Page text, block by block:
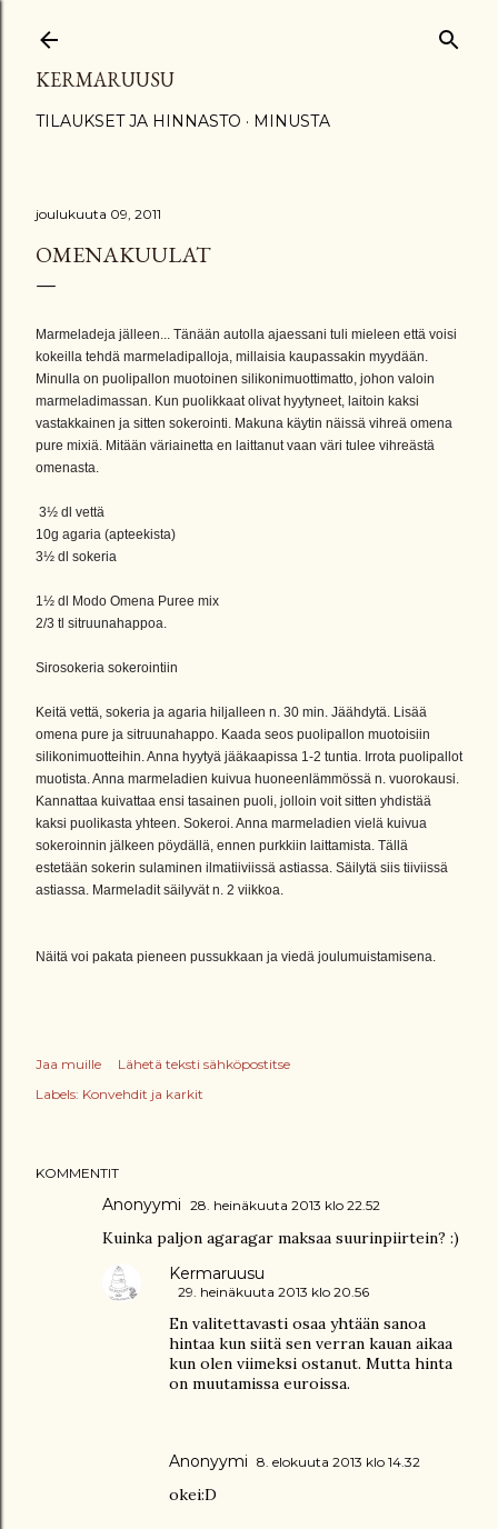
KERMARUUSU
TILAUKSET JA HINNASTO MINUSTA
joulukuuta 09, 2011
OMENAKUULAT
Marmeladeja jälleen... Tänään autolla ajaessani tuli mieleen että voisi
kokeilla tehdä marmeladipalloja, millaisia kaupassakin myydään.
Minulla on puolipallon muotoinen silikonimuottimatto, johon valoin
marmeladimassan. Kun puolikkaat olivat hyytyneet, laitoin kaksi
vastakkainen ja sitten sokerointi. Makuna käytin näissä vihreä omena
pure mixiä. Mitään väriainetta en laittanut vaan väri tulee vihreästä
omenasta.
3½ dl vettä
10g agaria (apteekista)
3½ dl sokeria
1½ dl Modo Omena Puree mix
2/3 tl sitruunahappoa.
Sirosokeria sokerointiin
Keitä vettä, sokeria ja agaria hiljalleen n. 30 min. Jäähdytä. Lisää
omena pure ja sitruunahappo. Kaada seos puolipallon muotoisiin
silikonimuotteihin. Anna hyytyä jääkaapissa 1-2 tuntia. Irrota puolipallot
muotista. Anna marmeladien kuivua huoneenlämmössä n. vuorokausi.
Kannattaa kuivattaa ensi tasainen puoli, jolloin voit sitten yhdistää
kaksi puolikasta yhteen. Sokeroi. Anna marmeladien vielä kuivua
sokeroinnin jälkeen pöydällä, ennen purkkiin laittamista. Tällä
estetään sokerin sulaminen ilmatiiviissä astiassa. Säilytä siis tiiviissä
astiassa. Marmeladit säilyvät n. 2 viikkoa.
Näitä voi pakata pieneen pussukkaan ja viedä joulumuistamisena.
Jaa muille
Lähetä teksti sähköpostitse
Labels: Konvehdit ja karkit
KOMMENTIT
Anonyymi 28. heinäkuuta 2013 klo 22.52
Kuinka paljon agaragar maksaa suurinpiirtein? :)
Kermaruusu
29. heinäkuuta 2013 klo 20.56
En valitettavasti osaa yhtään sanoa
hintaa kun siitä sen verran kauan aikaa
kun olen viimeksi ostanut. Mutta hinta
on muutamissa euroissa.
Anonyymi 8. elokuuta 2013 klo 14.32
okei:D